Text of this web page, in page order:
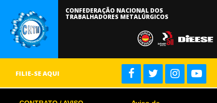
CONFEDERAÇÃO NACIONAL DOS
TRABALHADORES METALÚRGICOS
FILIE-SE AQUI